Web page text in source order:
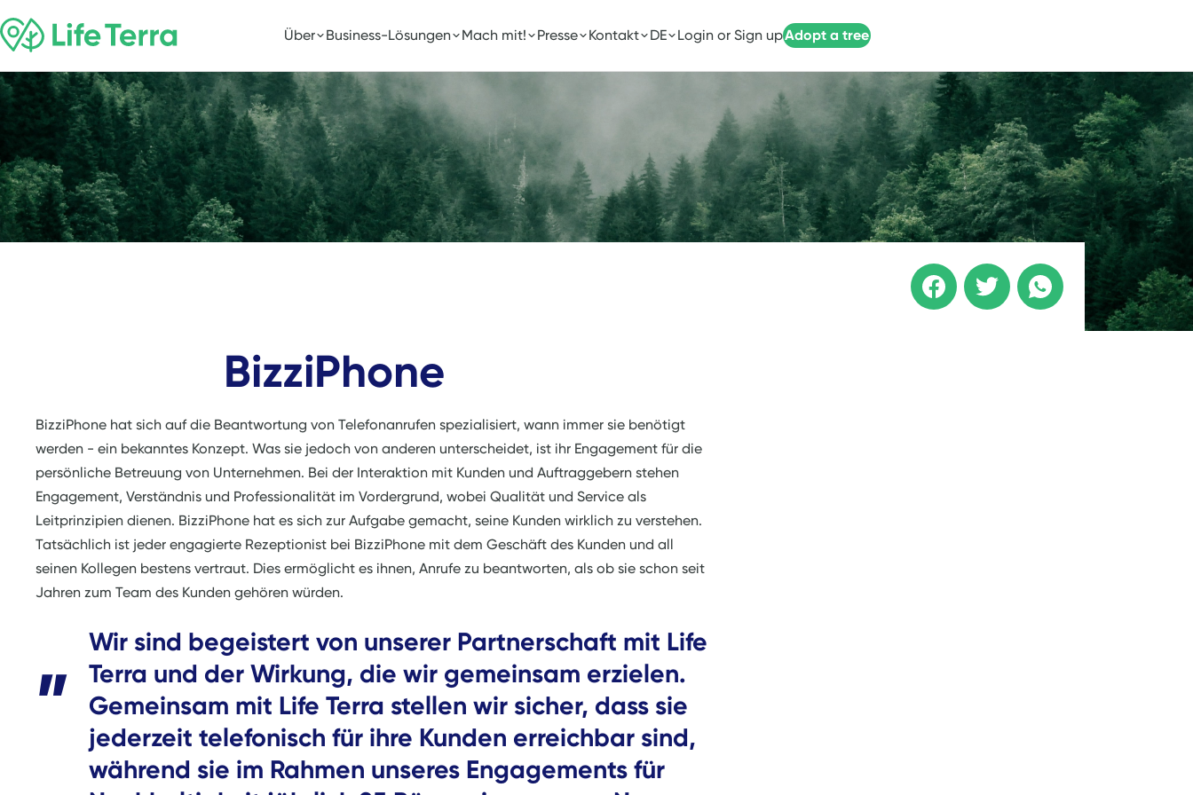
Über Business-Lösungen Mach mit! Presse Kontakt DE Login or Sign upAdopt a tree
BizziPhone
BizziPhone hat sich auf die Beantwortung von Telefonanrufen spezialisiert, wann immer sie benötigt
werden - ein bekanntes Konzept. Was sie jedoch von anderen unterscheidet, ist ihr Engagement für die
persönliche Betreuung von Unternehmen. Bei der Interaktion mit Kunden und Auftraggebern stehen
Engagement, Verständnis und Professionalität im Vordergrund, wobei Qualität und Service als
Leitprinzipien dienen. BizziPhone hat es sich zur Aufgabe gemacht, seine Kunden wirklich zu verstehen.
Tatsächlich ist jeder engagierte Rezeptionist bei BizziPhone mit dem Geschäft des Kunden und all
seinen Kollegen bestens vertraut. Dies ermöglicht es ihnen, Anrufe zu beantworten, als ob sie schon seit
Jahren zum Team des Kunden gehören würden.
Wir sind begeistert von unserer Partnerschaft mit Life
Terra und der Wirkung, die wir gemeinsam erzielen.
Gemeinsam mit Life Terra stellen wir sicher, dass sie
jederzeit telefonisch für ihre Kunden erreichbar sind,
während sie im Rahmen unseres Engagements für